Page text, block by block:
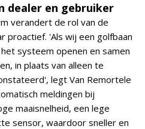
dealer en gebruiker
verandert de rol van de
proactief. 'Als wij een golfbaan
systeem openen en samen
in plaats van alleen te
legt Van Remortele
meldingen bij
maaisnelheid, een lege
sensor, waardoor sneller en